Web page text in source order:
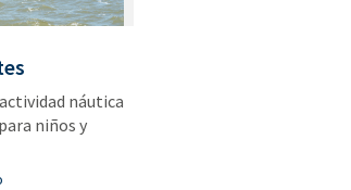
náutica
niños y